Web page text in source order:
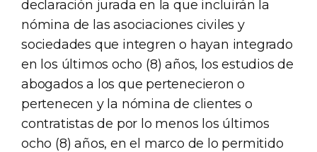
declaración jurada en la que incluirán la
nómina de las asociaciones civiles y
sociedades que integren o hayan integrado
en los últimos ocho (8) años, los estudios de
abogados a los que pertenecieron o
pertenecen y la nómina de clientes o
contratistas de por lo menos los últimos
ocho (8) años, en el marco de lo permitido